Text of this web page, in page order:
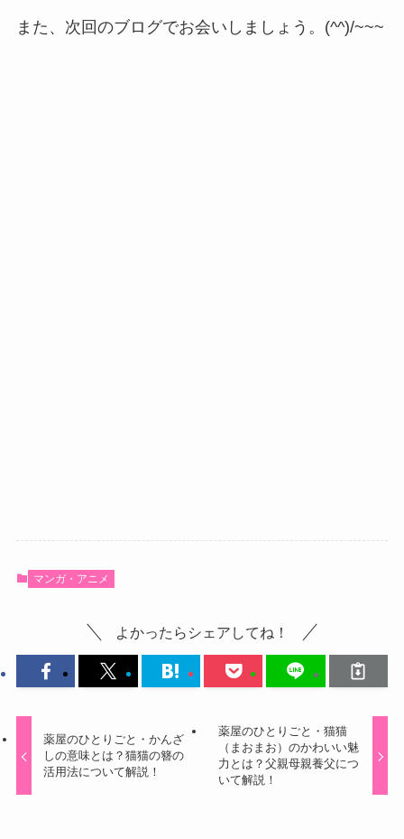
また、次回のブログでお会いしましょう。(^^)/~~~
マンガ・アニメ
よかったらシェアしてね！
薬屋のひとりごと・かんざ
しの意味とは？猫猫の簪の
活用法について解説！
薬屋のひとりごと・猫猫
（まおまお）のかわいい魅
力とは？父親母親養父につ
いて解説！